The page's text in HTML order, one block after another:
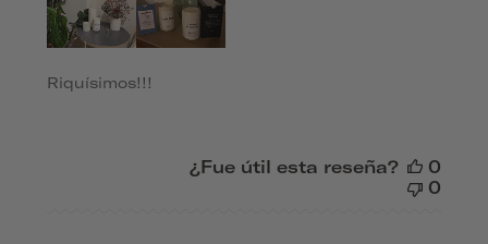
Riquísimos!!!
¿Fue útil esta reseña?
0
0